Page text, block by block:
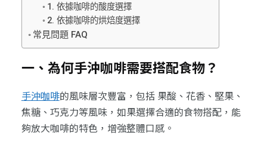
1. 依據咖啡的酸度選擇
2. 依據咖啡的烘焙度選擇
常見問題 FAQ
一、為何手沖咖啡需要搭配食物？
手沖咖啡的風味層次豐富，包括 果酸、花香、堅果、
焦糖、巧克力等風味，如果選擇合適的食物搭配，能
夠放大咖啡的特色，增強整體口感。